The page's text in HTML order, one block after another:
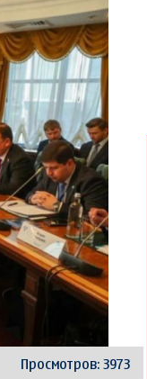
Просмотров: 3973